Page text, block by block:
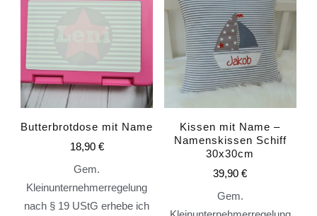
Butterbrotdose mit Name
18,90 €
Gem.
Kleinunternehmerregelung
nach § 19 UStG erhebe ich
Kissen mit Name –
Namenskissen Schiff
30x30cm
39,90€
Gem.